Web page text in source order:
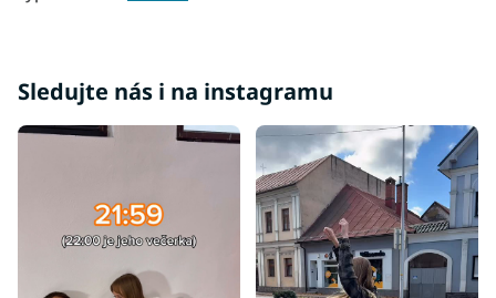
Sledujte nás i na instagramu